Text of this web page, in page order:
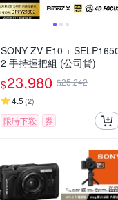
SONY ZV-E10 + SELP1650
2 手持握把組 (公司貨)
$23,980 $25,242
4.5 (2)
限時下殺 券